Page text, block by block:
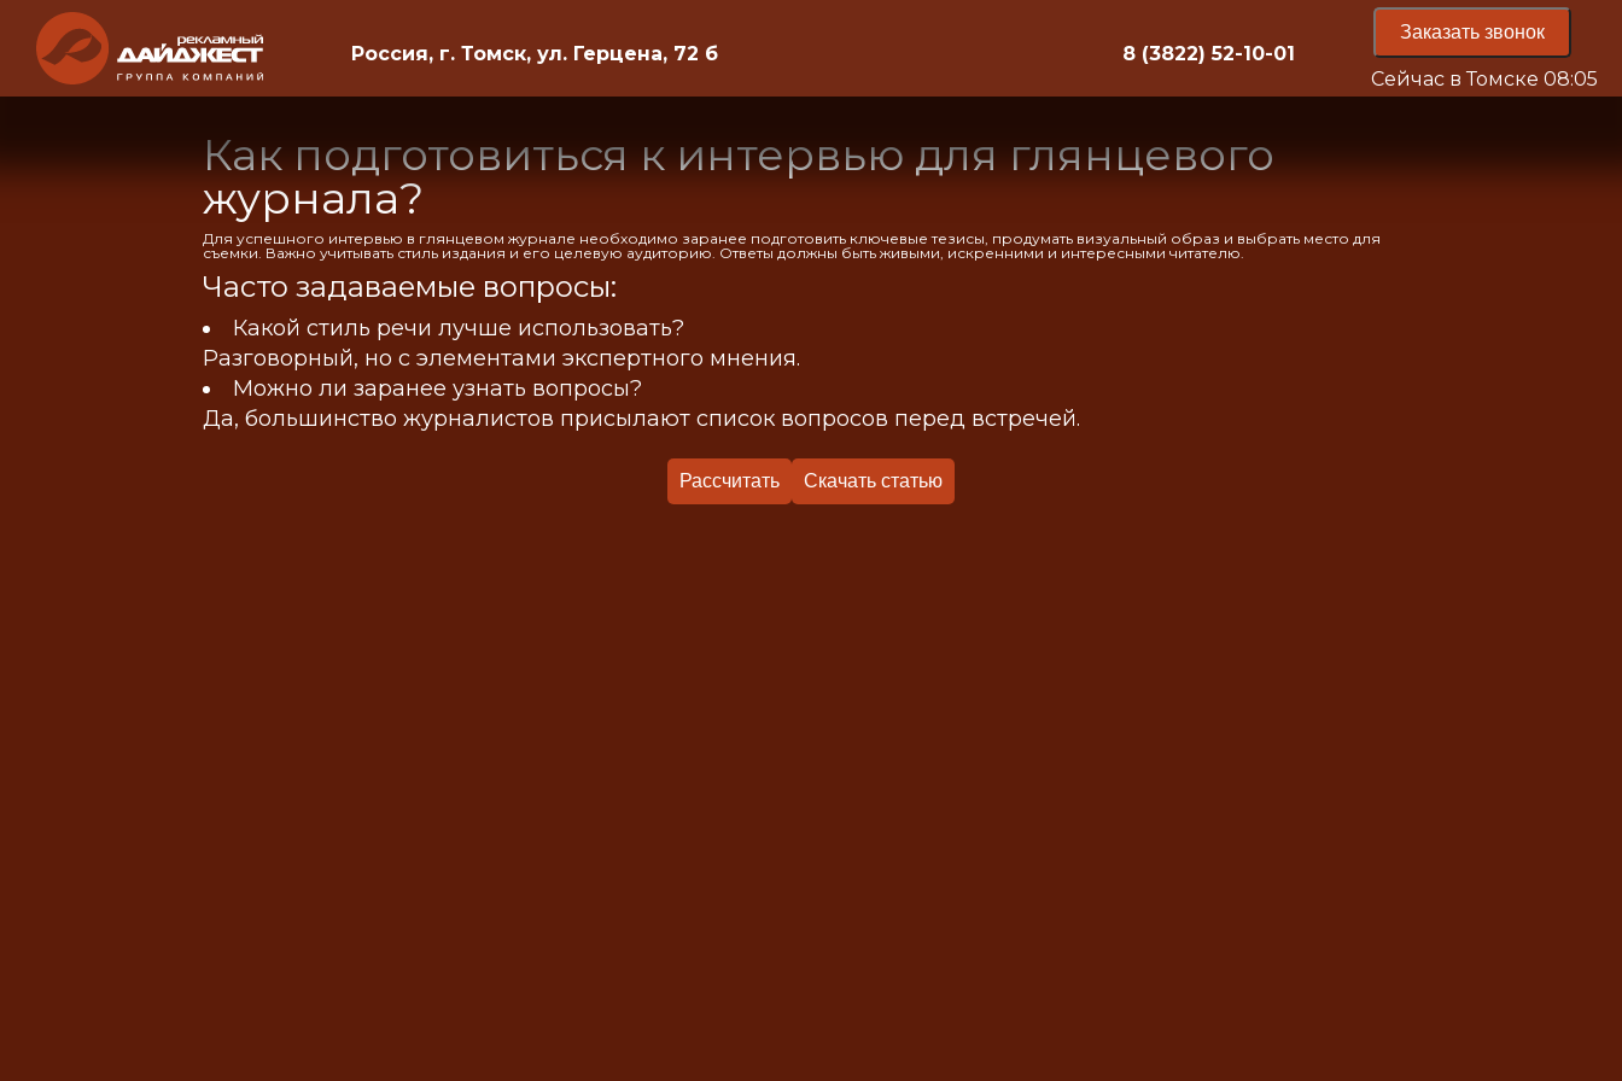
Россия, г. Томск, ул. Герцена, 72 б 8 (3822) 52-10-01
Заказать звонок
Сейчас в Томске 08:05
Как подготовиться к интервью для глянцевого
журнала?
Для успешного интервью в глянцевом журнале необходимо заранее подготовить ключевые тезисы, продумать визуальный образ и выбрать место для
съемки. Важно учитывать стиль издания и его целевую аудиторию. Ответы должны быть живыми, искренними и интересными читателю.
Часто задаваемые вопросы:
Какой стиль речи лучше использовать?
Разговорный, но с элементами экспертного мнения.
Можно ли заранее узнать вопросы?
Да, большинство журналистов присылают список вопросов перед встречей.
Рассчитать Скачать статью